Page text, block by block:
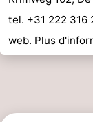
tel. +31 222 316
web. Plus